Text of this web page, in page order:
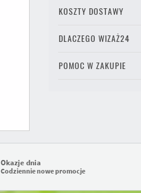
KOSZTY DOSTAWY
DLACZEGO WIZAŻ24
POMOC W ZAKUPIE
Okazje dnia
Codziennie nowe promocje